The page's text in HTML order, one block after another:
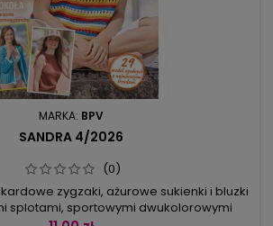
MARKA: BPV
SANDRA 4/2026
(0)
zygzaki, ażurowe sukienki i bluzki
splotami, sportowymi dwukolorowymi